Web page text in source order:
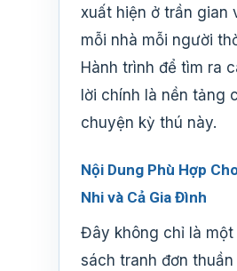
xuất hiện ở trần gian
mỗi nhà mỗi người
Hành trình để tìm ra
lời chính là nền tảng
chuyện kỳ thú này.
Nội Dung Phù Hợp
Nhi và Cả Gia Đình
Đây không chỉ là một
sách tranh đơn thuần